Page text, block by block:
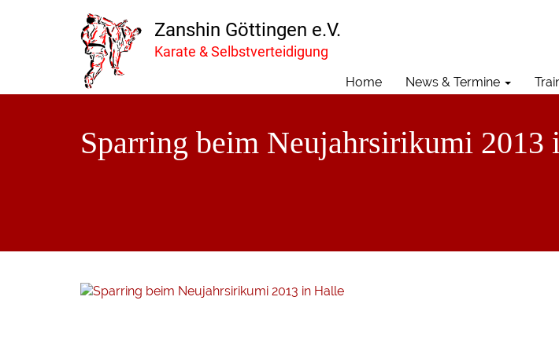
Zanshin Göttingen e.V.
Karate & Selbstverteidigung
Home News & Termine
Sparring beim Neujahrsirikumi 2013